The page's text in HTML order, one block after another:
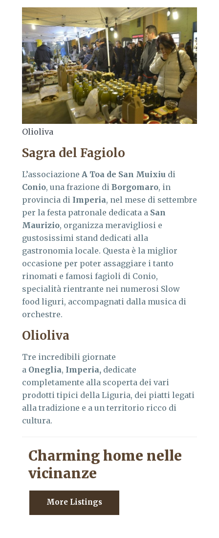
Olioliva
Sagra del Fagiolo
L’associazione A Toa de San Muixiu di
Conio, una frazione di Borgomaro, in
provincia di Imperia, nel mese di settembre
per la festa patronale dedicata a San
Maurizio, organizza meravigliosi e
gustosissimi stand dedicati alla
gastronomia locale. Questa è la miglior
occasione per poter assaggiare i tanto
rinomati e famosi fagioli di Conio,
specialità rientrante nei numerosi Slow
food liguri, accompagnati dalla musica di
orchestre.
Olioliva
Tre incredibili giornate
a Oneglia, Imperia, dedicate
completamente alla scoperta dei vari
prodotti tipici della Liguria, dei piatti legati
alla tradizione e a un territorio ricco di
cultura.
Charming home nelle
vicinanze
More Listings